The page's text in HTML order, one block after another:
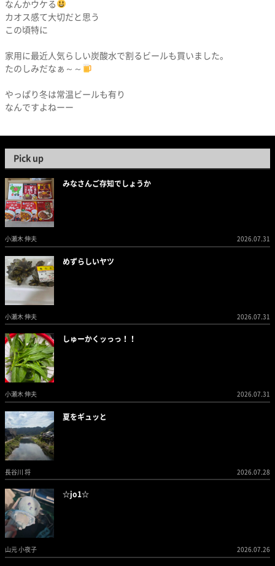
なんかウケる
カオス感て大切だと思う
この頃特に
家用に最近人気らしい炭酸水で割るビールも買いました。
たのしみだなぁ～～
やっぱり冬は常温ビールも有り
なんですよねーー
Pick up
みなさんご存知でしょうか
小瀬木 伸夫 2026.07.31
めずらしいヤツ
小瀬木 伸夫 2026.07.31
しゅーかくッっっ！！
小瀬木 伸夫 2026.07.31
夏をギュッと
長谷川 将 2026.07.28
☆jo1☆
山元 小夜子 2026.07.26